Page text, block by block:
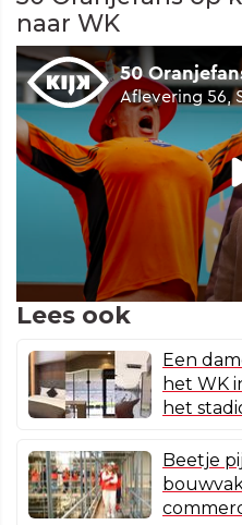
naar WK
Lees ook
Een
het WK
het
Beetje